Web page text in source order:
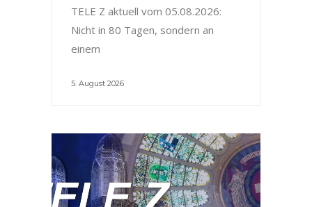
TELE Z aktuell vom 05.08.2026:
Nicht in 80 Tagen, sondern an
einem
5. August 2026